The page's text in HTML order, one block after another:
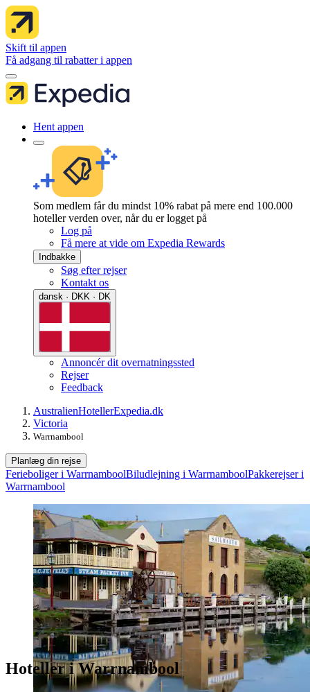
Skift til appen
Få adgang til rabatter i appen
Hent appen
Som medlem får du mindst 10% rabat på mere end 100.000
hoteller verden over, når du er logget på
Log på
Få mere at vide om Expedia Rewards
Indbakke
Søg efter rejser
Kontakt os
dansk · DKK · DK
Annoncér dit overnatningssted
Rejser
Feedback
AustralienHotellerExpedia.dk
Victoria
Warrnambool
Planlæg din rejse
Ferieboliger i WarrnamboolBiludlejning i WarrnamboolPakkerejser i
Warrnambool
Hoteller i Warrnambool